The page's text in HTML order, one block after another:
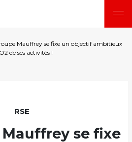
Mauffrey se fixe un objectif ambitieux
de ses activités !
RSE
Mauffrey se fixe